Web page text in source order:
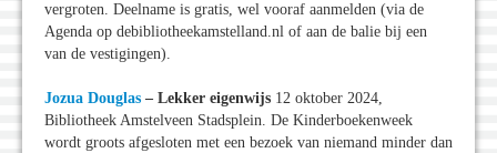
vergroten. Deelname is gratis, wel vooraf aanmelden (via de
Agenda op debibliotheekamstelland.nl of aan de balie bij een
van de vestigingen).
Jozua Douglas – Lekker eigenwijs 12 oktober 2024,
Bibliotheek Amstelveen Stadsplein. De Kinderboekenweek
wordt groots afgesloten met een bezoek van niemand minder dan